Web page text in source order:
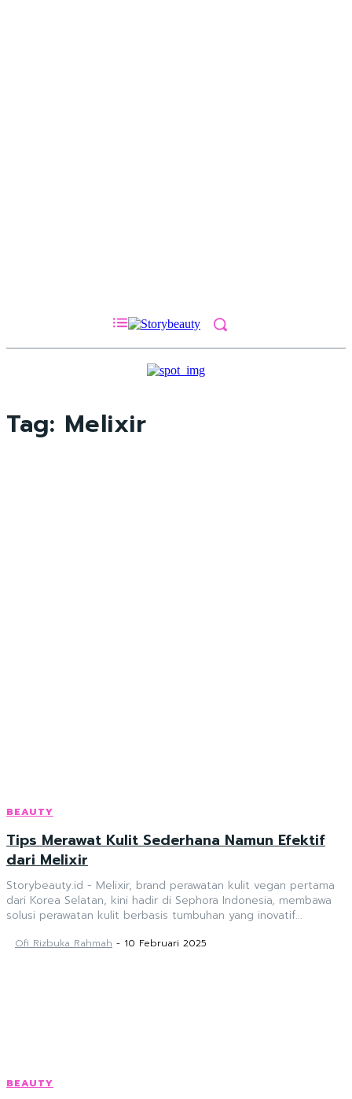
Tag: Melixir
BEAUTY
Tips Merawat Kulit Sederhana Namun Efektif
dari Melixir
Storybeauty.id - Melixir, brand perawatan kulit vegan pertama
dari Korea Selatan, kini hadir di Sephora Indonesia, membawa
solusi perawatan kulit berbasis tumbuhan yang inovatif...
Ofi Rizbuka Rahmah - 10 Februari 2025
BEAUTY